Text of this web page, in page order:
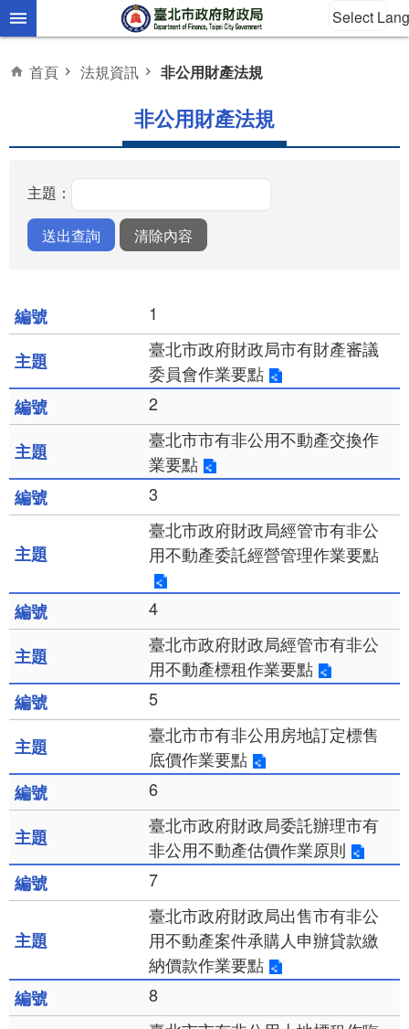
跳到主要內容區塊 Select
首頁 法規資訊 非公用財產法規
非公用財產法規
主題：
1
臺北市政府財政局市有財產審議
委員會作業要點
2
臺北市市有非公用不動產交換作
業要點
3
臺北市政府財政局經管市有非公
用不動產委託經營管理作業要點
4
臺北市政府財政局經管市有非公
用不動產標租作業要點
5
臺北市市有非公用房地訂定標售
底價作業要點
6
臺北市政府財政局委託辦理市有
非公用不動產估價作業原則
7
臺北市政府財政局出售市有非公
用不動產案件承購人申辦貸款繳
納價款作業要點
8